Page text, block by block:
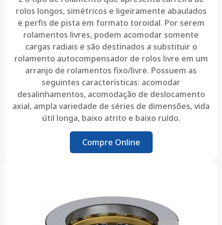
rolos longos, simétricos e ligeiramente abaulados
e perfis de pista em formato toroidal. Por serem
rolamentos livres, podem acomodar somente
cargas radiais e são destinados a substituir o
rolamento autocompensador de rolos livre em um
arranjo de rolamentos fixo/livre. Possuem as
seguintes características: acomodar
desalinhamentos, acomodação de deslocamento
axial, ampla variedade de séries de dimensões, vida
útil longa, baixo atrito e baixo ruído.
Compre Online